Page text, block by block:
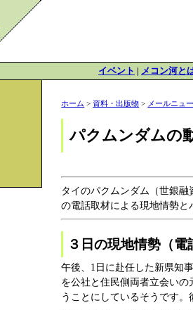
イベント | メコン河と
ホーム > 資料・出版物 > メールニュ
パクムンダムの
タイのパクムンダム（世銀
の電話取材による現地情勢と
３日の現地情勢（電
午後、1日に赴任した新県知
を公社と住民側両者立会い
うことにしているそうです